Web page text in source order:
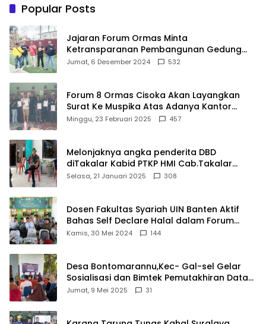
Popular Posts
Jajaran Forum Ormas Minta
Ketransparanan Pembangunan Gedung
Damkar Di Kecamatan Cisoka
Jumat, 6 Desember 2024 532
Forum 8 Ormas Cisoka Akan Layangkan
Surat Ke Muspika Atas Adanya Kantor
Matel di Cisoka
Minggu, 23 Februari 2025 457
Melonjaknya angka penderita DBD
diTakalar Kabid PTKP HMI Cab.Takalar
angkat bicara
Selasa, 21 Januari 2025 308
Dosen Fakultas Syariah UIN Banten Aktif
Bahas Self Declare Halal dalam Forum
Ijtima Ulama MUI
Kamis, 30 Mei 2024 144
Desa Bontomarannu,Kec- Gal-sel Gelar
Sosialisasi dan Bimtek Pemutakhiran Data
ID
Jumat, 9 Mei 2025 31